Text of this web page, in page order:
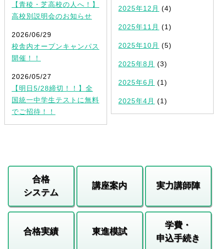
【青稜・芝高校の人へ！】
高校別説明会のお知らせ
2026/06/29
校舎内オープンキャンパス
開催！！
2026/05/27
【明日5/28締切！！】全
国統一中学生テストに無料
でご招待！！
2025年12月 (4)
2025年11月 (1)
2025年10月 (5)
2025年8月 (3)
2025年6月 (1)
2025年4月 (1)
合格
システム
講座案内 実力講師陣
合格実績 東進模試
学費・
申込手続き